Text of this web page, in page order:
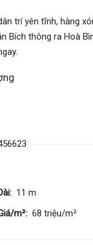
trí yên tĩnh, hàng
Bích thông ra Hoà
11 m
m²: 68 triệu/m²